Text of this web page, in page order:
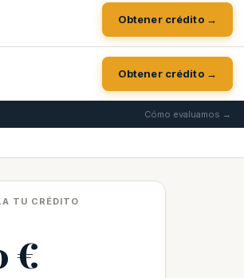
Obtener crédito →
Obtener crédito →
Cómo evaluamos →
TU CRÉDITO
€